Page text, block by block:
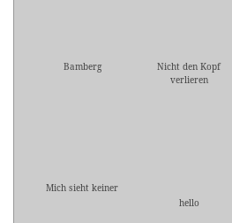
Bamberg
Nicht den Kopf
verlieren
Mich sieht keiner
hello